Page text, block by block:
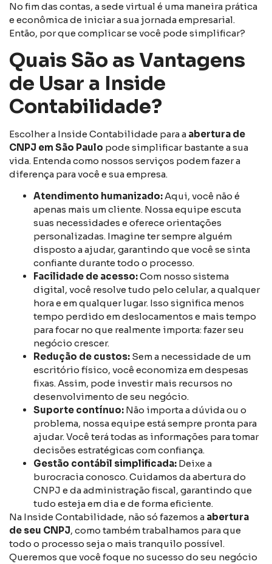
No fim das contas, a sede virtual é uma maneira prática
e econômica de iniciar a sua jornada empresarial.
Então, por que complicar se você pode simplificar?
Quais São as Vantagens
de Usar a Inside
Contabilidade?
Escolher a Inside Contabilidade para a abertura de
CNPJ em São Paulo pode simplificar bastante a sua
vida. Entenda como nossos serviços podem fazer a
diferença para você e sua empresa.
Atendimento humanizado:Aqui, você não é
apenas mais um cliente. Nossa equipe escuta
suas necessidades e oferece orientações
personalizadas. Imagine ter sempre alguém
disposto a ajudar, garantindo que você se sinta
confiante durante todo o processo.
Facilidade de acesso:Com nosso sistema
digital, você resolve tudo pelo celular, a qualquer
hora e em qualquer lugar. Isso significa menos
tempo perdido em deslocamentos e mais tempo
para focar no que realmente importa: fazer seu
negócio crescer.
Redução de custos: Sem a necessidade de um
escritório físico, você economiza em despesas
fixas. Assim, pode investir mais recursos no
desenvolvimento de seu negócio.
Suporte contínuo: Não importa a dúvida ou o
problema, nossa equipe está sempre pronta para
ajudar. Você terá todas as informações para tomar
decisões estratégicas com confiança.
Gestão contábil simplificada: Deixe a
burocracia conosco. Cuidamos da abertura do
CNPJ e da administração fiscal, garantindo que
tudo esteja em dia e de forma eficiente.
Na Inside Contabilidade, não só fazemos a abertura
de seu CNPJ, como também trabalhamos para que
todo o processo seja o mais tranquilo possível.
Queremos que você foque no sucesso do seu negócio